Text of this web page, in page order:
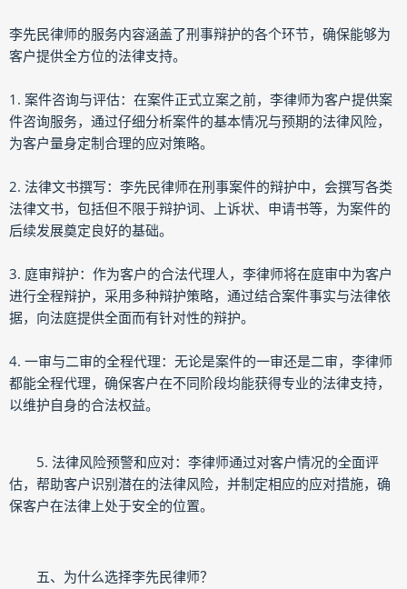
李先民律师的服务内容涵盖了刑事辩护的各个环节，确保能够为
客户提供全方位的法律支持。
1. 案件咨询与评估：在案件正式立案之前，李律师为客户提供案
件咨询服务，通过仔细分析案件的基本情况与预期的法律风险，
为客户量身定制合理的应对策略。
2. 法律文书撰写：李先民律师在刑事案件的辩护中，会撰写各类
法律文书，包括但不限于辩护词、上诉状、申请书等，为案件的
后续发展奠定良好的基础。
3. 庭审辩护：作为客户的合法代理人，李律师将在庭审中为客户
进行全程辩护，采用多种辩护策略，通过结合案件事实与法律依
据，向法庭提供全面而有针对性的辩护。
4. 一审与二审的全程代理：无论是案件的一审还是二审，李律师
都能全程代理，确保客户在不同阶段均能获得专业的法律支持，
以维护自身的合法权益。
5. 法律风险预警和应对：李律师通过对客户情况的全面评
估，帮助客户识别潜在的法律风险，并制定相应的应对措施，确
保客户在法律上处于安全的位置。
五、为什么选择李先民律师？